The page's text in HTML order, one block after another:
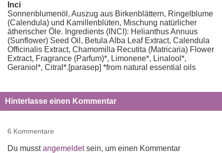
Inci
Sonnenblumenöl, Auszug aus Birkenblättern, Ringelblume
(Calendula) und Kamillenblüten, Mischung natürlicher
ätherischer Öle. Ingredients (INCI): Helianthus Annuus
(Sunflower) Seed Oil, Betula Alba Leaf Extract, Calendula
Officinalis Extract, Chamomilla Recutita (Matricaria) Flower
Extract, Fragrance (Parfum)*, Limonene*, Linalool*,
Geraniol*, Citral*.[parasep] *from natural essential oils
Hinterlasse einen Kommentar
6 Kommentare
Du musstangemeldetsein, um einen Kommentar